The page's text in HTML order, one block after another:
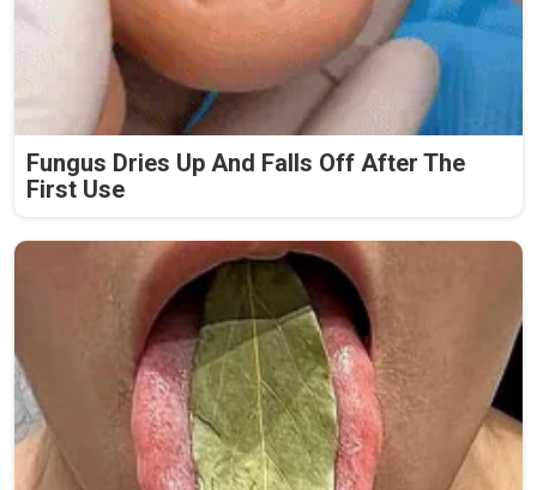
Fungus Dries Up And Falls Off After The
First Use